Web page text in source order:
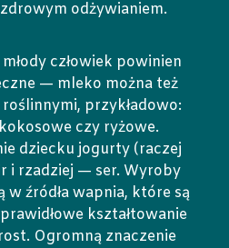
odżywianiem.
człowiek powinien
— mleko można też
przykładowo:
czy ryżowe.
dziecku jogurty (raczej
i rzadziej — ser. Wyroby
źródła wapnia, które są
kształtowanie
Ogromną znaczenie